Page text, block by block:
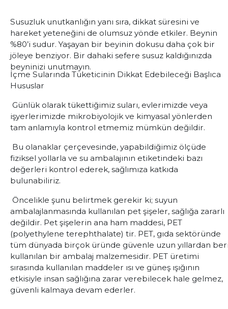
Susuzluk unutkanlığın yanı sıra, dikkat süresini ve
hareket yeteneğini de olumsuz yönde etkiler. Beynin
%80’i sudur. Yaşayan bir beyinin dokusu daha çok bir
jöleye benziyor. Bir dahaki sefere susuz kaldığınızda
beyninizi unutmayın.
İçme Sularında Tüketicinin Dikkat Edebileceği Başlıca
Hususlar
Günlük olarak tükettiğimiz suları, evlerimizde veya
işyerlerimizde mikrobiyolojik ve kimyasal yönlerden
tam anlamıyla kontrol etmemiz mümkün değildir.
Bu olanaklar çerçevesinde, yapabildiğimiz ölçüde
fiziksel yollarla ve su ambalajının etiketindeki bazı
değerleri kontrol ederek, sağlımıza katkıda
bulunabiliriz.
Öncelikle şunu belirtmek gerekir ki; suyun
ambalajlanmasında kullanılan pet şişeler, sağlığa zararlı
değildir. Pet şişelerin ana ham maddesi, PET
(polyethylene terephthalate) tir. PET, gıda sektöründe
tüm dünyada birçok üründe güvenle uzun yıllardan
kullanılan bir ambalaj malzemesidir. PET üretimi
sırasında kullanılan maddeler ısı ve güneş ışığının
etkisiyle insan sağlığına zarar verebilecek hale gelmez,
güvenli kalmaya devam ederler.